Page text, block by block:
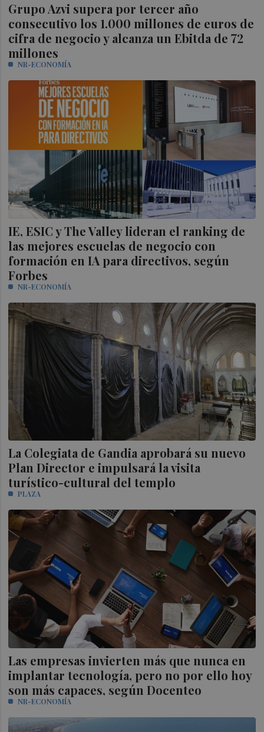
Grupo Azvi supera por tercer año
consecutivo los 1.000 millones de euros de
cifra de negocio y alcanza un Ebitda de 72
millones
NR-ECONOMÍA
IE, ESIC y The Valley lideran el ranking de
las mejores escuelas de negocio con
formación en IA para directivos, según
Forbes
NR-ECONOMÍA
La Colegiata de Gandia aprobará su nuevo
Plan Director e impulsará la visita
turístico-cultural del templo
PLAZA
Las empresas invierten más que nunca en
implantar tecnología, pero no por ello hoy
son más capaces, según Docenteo
NR-ECONOMÍA